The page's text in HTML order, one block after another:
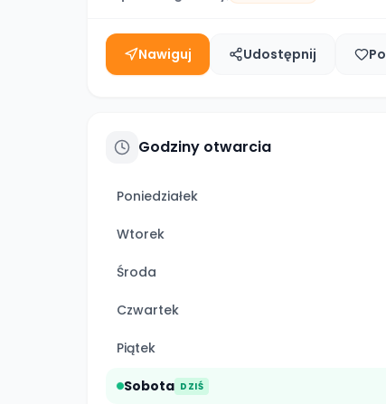
Nawiguj Udostępnij
Godziny otwarcia
Poniedziałek
Wtorek
Środa
Czwartek
Piątek
Sobota DZIŚ